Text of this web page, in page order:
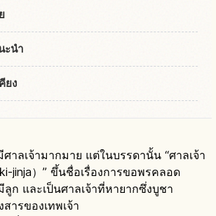
ะนำ
ยง
ศาลเจ้ามากมาย แต่ในบรรดานั้น “ศาลเจ้า
jinja）” ขึ้นชื่อเรื่องการขอพรคลอด
ก และเป็นศาลเจ้าที่หายากซึ่งบูชา
ารของเทพเจ้า